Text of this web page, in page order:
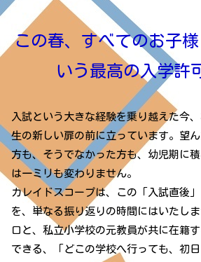
この春、すべてのお子
いう最高の入学許
入試という大きな経験を乗り越えた今
生の新しい扉の前に立っています。望
方も、そうでなかった方も、幼児期に
は一ミリも変わりません。
カレイドスコープは、この「入試直後
を、単なる振り返りの時間にはいたし
ロと、私立小学校の元教員が共に在籍
できる、「どこの学校へ行っても、初